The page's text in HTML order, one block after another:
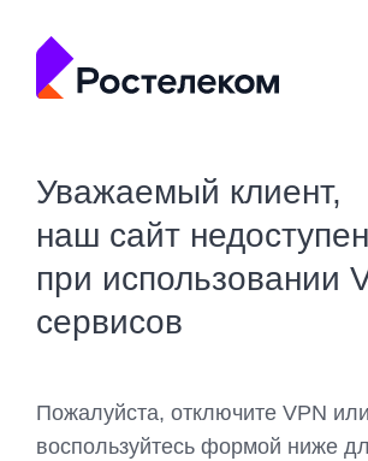
Уважаемый клиент,
наш сайт недоступен
при использовании
сервисов
Пожалуйста, отключите VPN или
воспользуйтесь формой ниже